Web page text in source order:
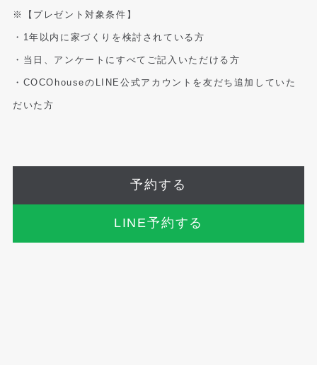
※【プレゼント対象条件】
・1年以内に家づくりを検討されている方
・当日、アンケートにすべてご記入いただける方
・COCOhouseのLINE公式アカウントを友だち追加していた
だいた方
予約する
LINE予約する